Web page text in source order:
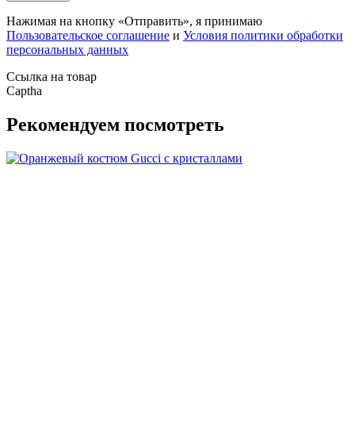
Нажимая на кнопку «Отправить», я принимаю
Пользовательское соглашение и Условия политики обработки
персональных данных
Ссылка на товар
Captha
Рекомендуем посмотреть